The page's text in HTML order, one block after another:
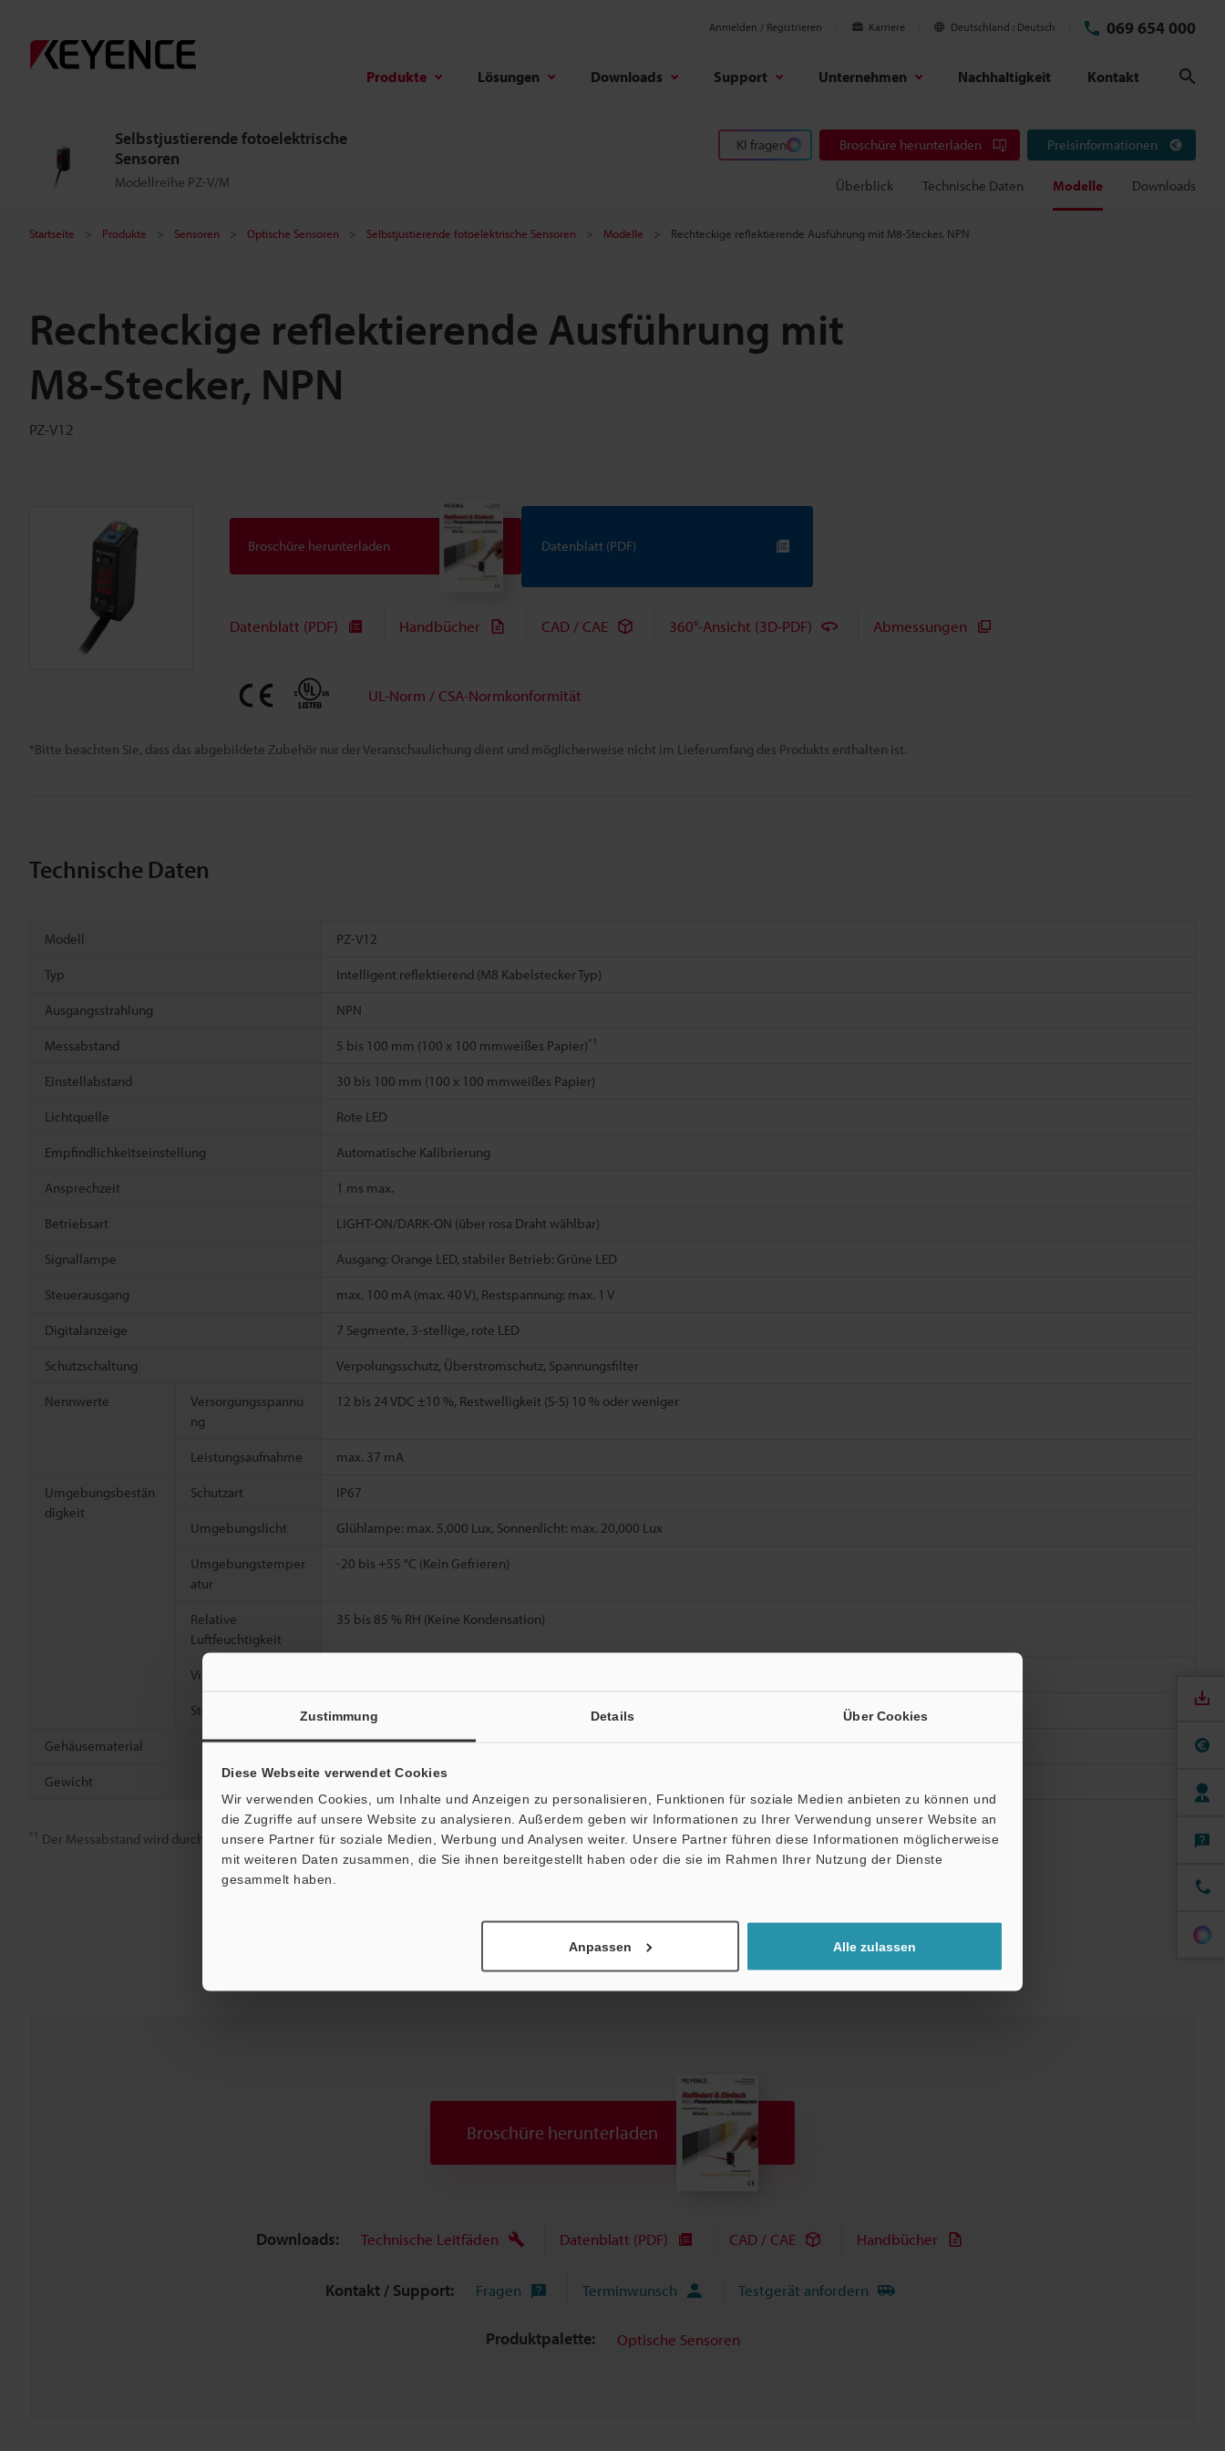
Zustimmung Details Über Cookies
Diese Webseite verwendet Cookies
Wir verwenden Cookies, um Inhalte und Anzeigen zu personalisieren, Funktionen für soziale Medien anbieten zu können und
die Zugriffe auf unsere Website zu analysieren. Außerdem geben wir Informationen zu Ihrer Verwendung unserer Website an
unsere Partner für soziale Medien, Werbung und Analysen weiter. Unsere Partner führen diese Informationen möglicherweise
mit weiteren Daten zusammen, die Sie ihnen bereitgestellt haben oder die sie im Rahmen Ihrer Nutzung der Dienste
gesammelt haben.
Anpassen Alle zulassen
Anmelden / Registrieren Karriere Deutschland Deutsch 069 654 000
Produkte Lösungen Downloads Support Unternehmen Nachhaltigkeit Kontakt
Selbstjustierende fotoelektrische
Sensoren
Modellreihe PZ-V/M
KI fragen Broschüre herunterladen Preisinformationen
Überblick Technische Daten Modelle Downloads
Startseite Produkte Sensoren Optische Sensoren Selbstjustierende fotoelektrische Sensoren Modelle Rechteckige reflektierende Ausführung mit M8-Stecker, NPN
Rechteckige reflektierende Ausführung mit
M8-Stecker, NPN
PZ-V12
*Bitte beachten Sie, dass das abgebildete Zubehör nur der Veranschaulichung dient und möglicherweise nicht im Lieferumfang des Produkts enthalten ist.
Broschüre herunterladen Datenblatt (PDF)
Datenblatt (PDF) Handbücher CAD / CAE 360°-Ansicht (3D-PDF) Abmessungen
UL-Norm / CSA-Normkonformität
Technische Daten
Modell PZ-V12
Typ Intelligent reflektierend (M8 Kabelstecker Typ)
Ausgangsstrahlung NPN
Messabstand 5 bis 100 mm (100 x 100 mmweißes Papier)*1
Einstellabstand 30 bis 100 mm (100 x 100 mmweißes Papier)
Lichtquelle Rote LED
Empfindlichkeitseinstellung Automatische Kalibrierung
Ansprechzeit 1 ms max.
Betriebsart LIGHT-ON/DARK-ON (über rosa Draht wählbar)
Signallampe Ausgang: Orange LED, stabiler Betrieb: Grüne LED
Steuerausgang max. 100 mA (max. 40 V), Restspannung: max. 1 V
Digitalanzeige 7 Segmente, 3-stellige, rote LED
Schutzschaltung Verpolungsschutz, Überstromschutz, Spannungsfilter
Nennwerte
Versorgungsspannu
ng
12 bis 24 VDC ±10 %, Restwelligkeit (S-S) 10 % oder weniger
Leistungsaufnahme max. 37 mA
Umgebungsbestän
digkeit
Schutzart IP67
Umgebungslicht Glühlampe: max. 5,000 Lux, Sonnenlicht: max. 20,000 Lux
Umgebungstemper
atur
-20 bis +55 °C (Kein Gefrieren)
Relative
Luftfeuchtigkeit
35 bis 85 % RH (Keine Kondensation)
Vibrationsfestigkeit
Stoßfestigkeit , 6 mal jeweils in X-, Y- und Z-Richtung
Gehäusematerial Glasfaserverstärkter Kunststoff
Gewicht Circa 15 g
*1 Der Messabstand wird durch die maximale Empfindlichkeit erhalten.
Datenblatt (PDF) Andere Modelle
Broschüre herunterladen
Downloads: Technische Leitfäden Datenblatt (PDF) CAD / CAE Handbücher
Kontakt / Support: Fragen Terminwunsch Testgerät anfordern
Produktpalette: Optische Sensoren